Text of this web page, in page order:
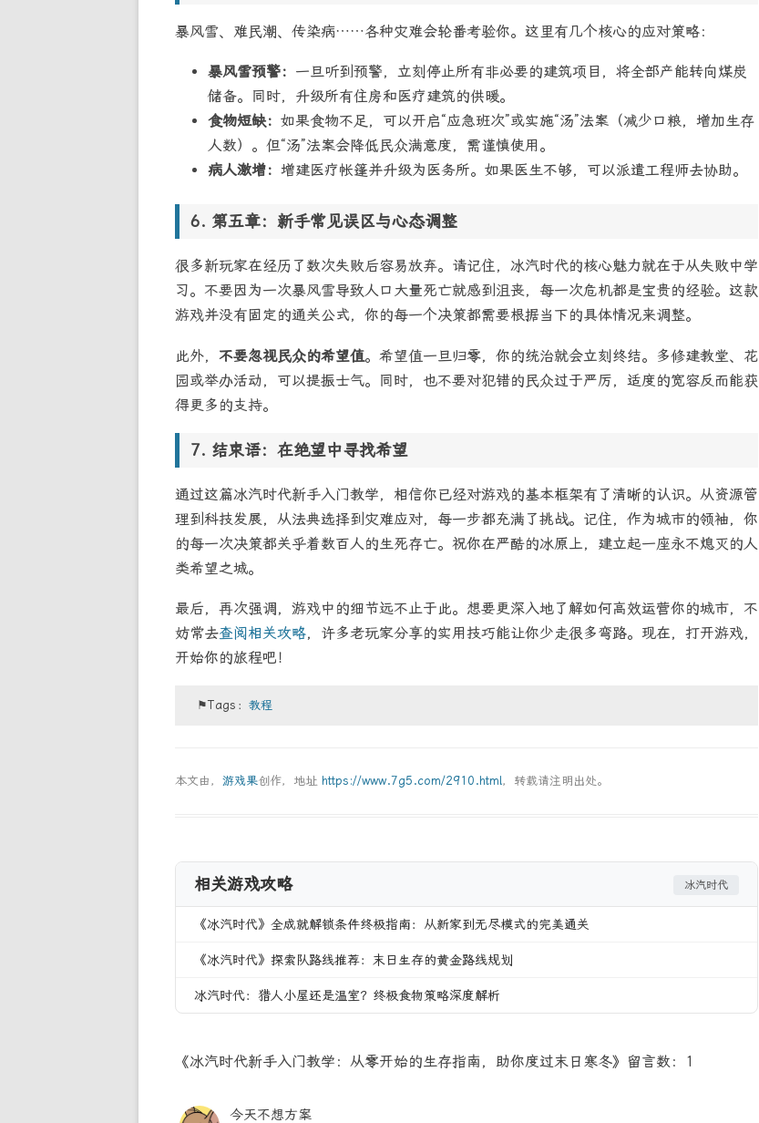
暴风雪、难民潮、传染病……各种灾难会轮番考验你。这里有几个核心的应对策略：
暴风雪预警： 一旦听到预警，立刻停止所有非必要的建筑项目，将全部产能转向煤炭
储备。同时，升级所有住房和医疗建筑的供暖。
食物短缺： 如果食物不足，可以开启“应急班次”或实施“汤”法案（减少口粮，增加生存
人数）。但“汤”法案会降低民众满意度，需谨慎使用。
病人激增： 增建医疗帐篷并升级为医务所。如果医生不够，可以派遣工程师去协助。
第五章：新手常见误区与心态调整
很多新玩家在经历了数次失败后容易放弃。请记住，冰汽时代的核心魅力就在于从失败中学
习。不要因为一次暴风雪导致人口大量死亡就感到沮丧，每一次危机都是宝贵的经验。这款
游戏并没有固定的通关公式，你的每一个决策都需要根据当下的具体情况来调整。
此外， 不要忽视民众的希望值。希望值一旦归零，你的统治就会立刻终结。多修建教堂、花
园或举办活动，可以提振士气。同时，也不要对犯错的民众过于严厉，适度的宽容反而能获
得更多的支持。
结束语：在绝望中寻找希望
通过这篇冰汽时代新手入门教学，相信你已经对游戏的基本框架有了清晰的认识。从资源管
理到科技发展，从法典选择到灾难应对，每一步都充满了挑战。记住，作为城市的领袖，你
的每一次决策都关乎着数百人的生死存亡。祝你在严酷的冰原上，建立起一座永不熄灭的人
类希望之城。
最后，再次强调，游戏中的细节远不止于此。想要更深入地了解如何高效运营你的城市，不
妨常去查阅相关攻略，许多老玩家分享的实用技巧能让你少走很多弯路。现在，打开游戏，
开始你的旅程吧！
⚑Tags：教程
本文由， 游戏果创作，地址 https://www.7g5.com/2910.html，转载请注明出处。
相关游戏攻略 冰汽时代
《冰汽时代》全成就解锁条件终极指南：从新家到无尽模式的完美通关
《冰汽时代》探索队路线推荐：末日生存的黄金路线规划
冰汽时代：猎人小屋还是温室？终极食物策略深度解析
《冰汽时代新手入门教学：从零开始的生存指南，助你度过末日寒冬》留言数：1
今天不想方案